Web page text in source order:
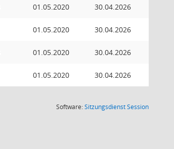
01.05.2020 30.04.2026
01.05.2020 30.04.2026
01.05.2020 30.04.2026
01.05.2020 30.04.2026
Software:SitzungsdienstSession(Wird in